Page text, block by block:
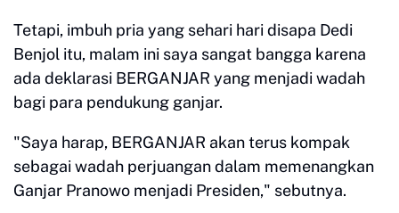
Tetapi, imbuh pria yang sehari hari disapa Dedi
Benjol itu, malam ini saya sangat bangga karena
ada deklarasi BERGANJAR yang menjadi wadah
bagi para pendukung ganjar.
"Saya harap, BERGANJAR akan terus kompak
sebagai wadah perjuangan dalam memenangkan
Ganjar Pranowo menjadi Presiden," sebutnya.